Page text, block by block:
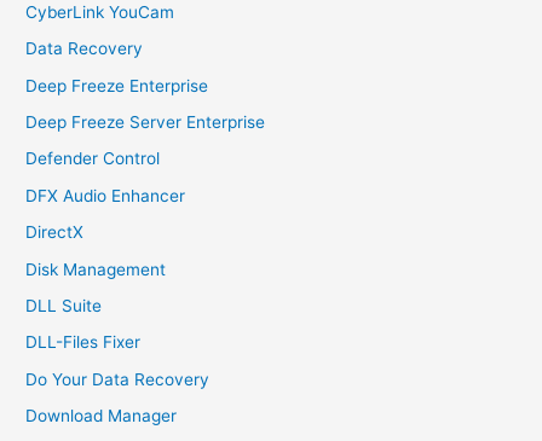
CyberLink YouCam
Data Recovery
Deep Freeze Enterprise
Deep Freeze Server Enterprise
Defender Control
DFX Audio Enhancer
DirectX
Disk Management
DLL Suite
DLL-Files Fixer
Do Your Data Recovery
Download Manager